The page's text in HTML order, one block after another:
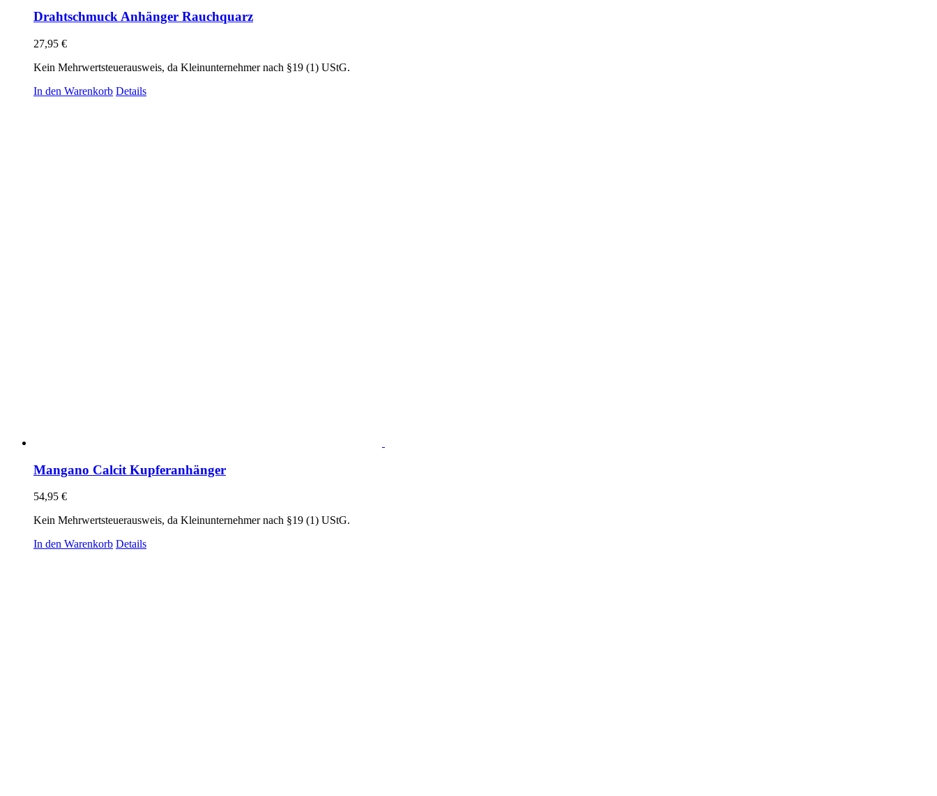
Drahtschmuck Anhänger Rauchquarz
27,95 €
Kein Mehrwertsteuerausweis, da Kleinunternehmer nach §19 (1) UStG.
In den Warenkorb Details
Mangano Calcit Kupferanhänger
54,95 €
Kein Mehrwertsteuerausweis, da Kleinunternehmer nach §19 (1) UStG.
In den Warenkorb Details